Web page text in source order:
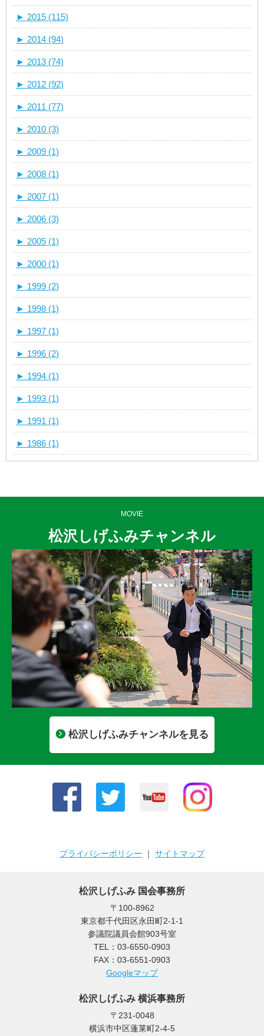
► 2015 (115)
► 2014 (94)
► 2013 (74)
► 2012 (92)
► 2011 (77)
► 2010 (3)
► 2009 (1)
► 2008 (1)
► 2007 (1)
► 2006 (3)
► 2005 (1)
► 2000 (1)
► 1999 (2)
► 1998 (1)
► 1997 (1)
► 1996 (2)
► 1994 (1)
► 1993 (1)
► 1991 (1)
► 1986 (1)
MOVIE
松沢しげふみチャンネル
松沢しげふみチャンネルを見る
プライバシーポリシー ｜ サイトマップ
松沢しげふみ 国会事務所
〒100-8962
東京都千代田区永田町2-1-1
参議院議員会館903号室
TEL：03-6550-0903
FAX：03-6551-0903
Googleマップ
松沢しげふみ 横浜事務所
〒231-0048
横浜市中区蓬莱町2-4-5